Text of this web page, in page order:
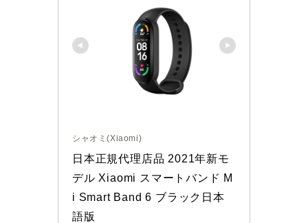
シャオミ(Xiaomi)
日本正規代理店品 2021年新モ
デル Xiaomi スマートバンド M
i Smart Band 6 ブラック日本
語版